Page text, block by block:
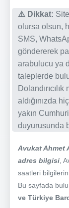
⚠️ Dikkat:
olursa olsun,
SMS,
göndererek
arabulucu ya
taleplerde
aldığınızda
yakın
duyurusunda
Avukat Ahmet
adres bilgisi ,
saatleri
Bu sayfada
ve Türkiye